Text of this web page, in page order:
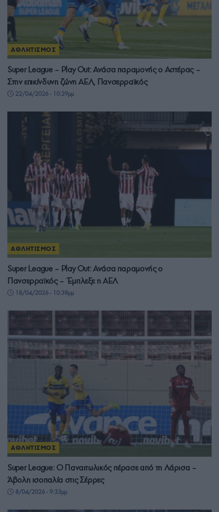
ΑΘΛΗΤΙΣΜΟΣ
Super League – Play Out: Ανάσα παραμονής ο Αστέρας –
Στην επικίνδυνη ζώνη ΑΕΛ, Πανσερραϊκός
22/04/2026 - 10:29μμ
ΑΘΛΗΤΙΣΜΟΣ
Super League – Play Out: Ανάσα παραμονής ο
Πανσερραϊκός – Έμπλεξε η ΑΕΛ
18/04/2026 - 10:38μμ
ΑΘΛΗΤΙΣΜΟΣ
Super League: Ο Παναιτωλικός πέρασε από τη Λάρισα –
Άβολη ισοπαλία στις Σέρρες
8/04/2026 - 9:33μμ